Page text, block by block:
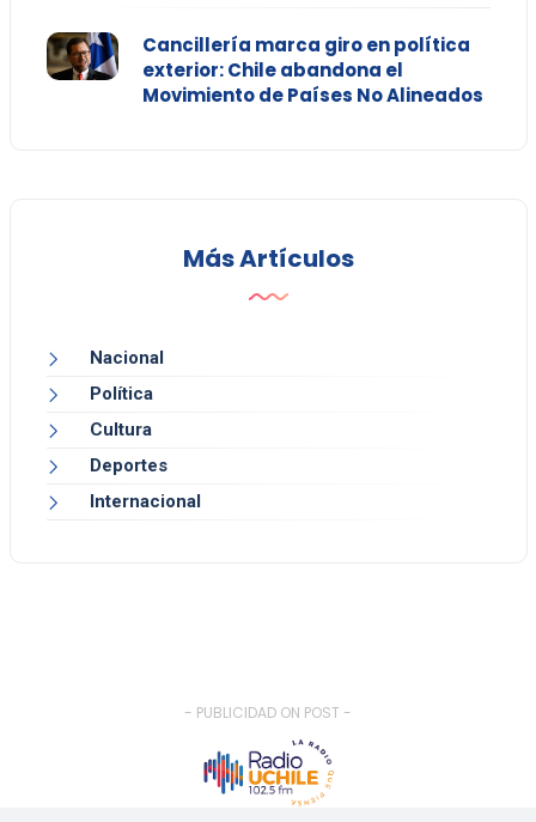
Cancillería marca giro en política
exterior: Chile abandona el
Movimiento de Países No Alineados
Más Artículos
Nacional
Política
Cultura
Deportes
Internacional
- PUBLICIDAD ON POST -